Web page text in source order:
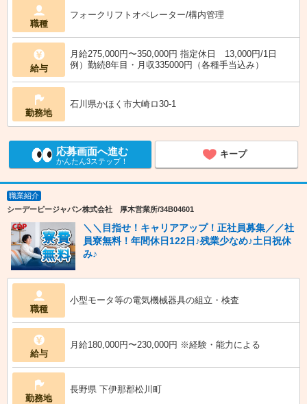
職種
フォークリフトオペレーター/構内管理
給与
月給275,000円〜350,000円 指定休日 13,000円/1日
例）勤続8年目・月収335000円（各種手当込み）
勤務地
石川県かほく市大崎ロ30-1
応募画面へ進む
かんたん3ステップ！
キープ
職業紹介
シーデーピージャパン株式会社 厚木営業所/34B04601
＼＼目指せ！キャリアアップ！正社員募集／／社
員寮無料！年間休日122日♪残業少なめ♪土日祝休
み♪
職種
小型モータ等の電気機械器具の組立・検査
給与
月給180,000円〜230,000円 ※経験・能力による
勤務地
長野県 下伊那郡松川町